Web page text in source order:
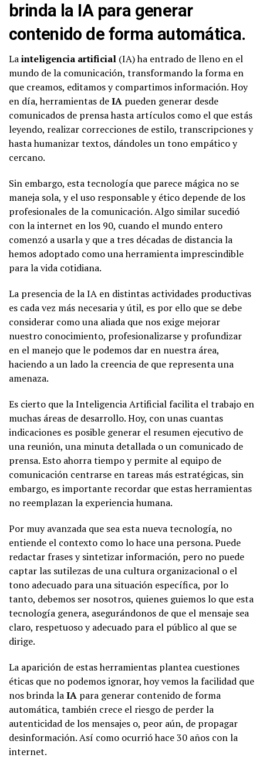
brinda la IA para generar
contenido de forma automática.
Lainteligencia artificial (IA) ha entrado de lleno en el
mundo de la comunicación, transformando la forma en
que creamos, editamos y compartimos información. Hoy
en día, herramientas deIA pueden generar desde
comunicados de prensa hasta artículos como el que estás
leyendo, realizar correcciones de estilo, transcripciones y
hasta humanizar textos, dándoles un tono empático y
cercano.
Sin embargo, esta tecnología que parece mágica no se
maneja sola, y el uso responsable y ético depende de los
profesionales de la comunicación. Algo similar sucedió
con la internet en los 90, cuando el mundo entero
comenzó a usarla y que a tres décadas de distancia la
hemos adoptado como una herramienta imprescindible
para la vida cotidiana.
La presencia de la IA en distintas actividades productivas
es cada vez más necesaria y útil, es por ello que se debe
considerar como una aliada que nos exige mejorar
nuestro conocimiento, profesionalizarse y profundizar
en el manejo que le podemos dar en nuestra área,
haciendo a un lado la creencia de que representa una
amenaza.
Es cierto que la Inteligencia Artificial facilita el trabajo en
muchas áreas de desarrollo. Hoy, con unas cuantas
indicaciones es posible generar el resumen ejecutivo de
una reunión, una minuta detallada o un comunicado de
prensa. Esto ahorra tiempo y permite al equipo de
comunicación centrarse en tareas más estratégicas, sin
embargo, es importante recordar que estas herramientas
no reemplazan la experiencia humana.
Por muy avanzada que sea esta nueva tecnología, no
entiende el contexto como lo hace una persona. Puede
redactar frases y sintetizar información, pero no puede
captar las sutilezas de una cultura organizacional o el
tono adecuado para una situación específica, por lo
tanto, debemos ser nosotros, quienes guiemos lo que esta
tecnología genera, asegurándonos de que el mensaje sea
claro, respetuoso y adecuado para el público al que se
dirige.
La aparición de estas herramientas plantea cuestiones
éticas que no podemos ignorar, hoy vemos la facilidad que
nos brinda laIA para generar contenido de forma
automática, también crece el riesgo de perder la
autenticidad de los mensajes o, peor aún, de propagar
desinformación. Así como ocurrió hace 30 años con la
internet.